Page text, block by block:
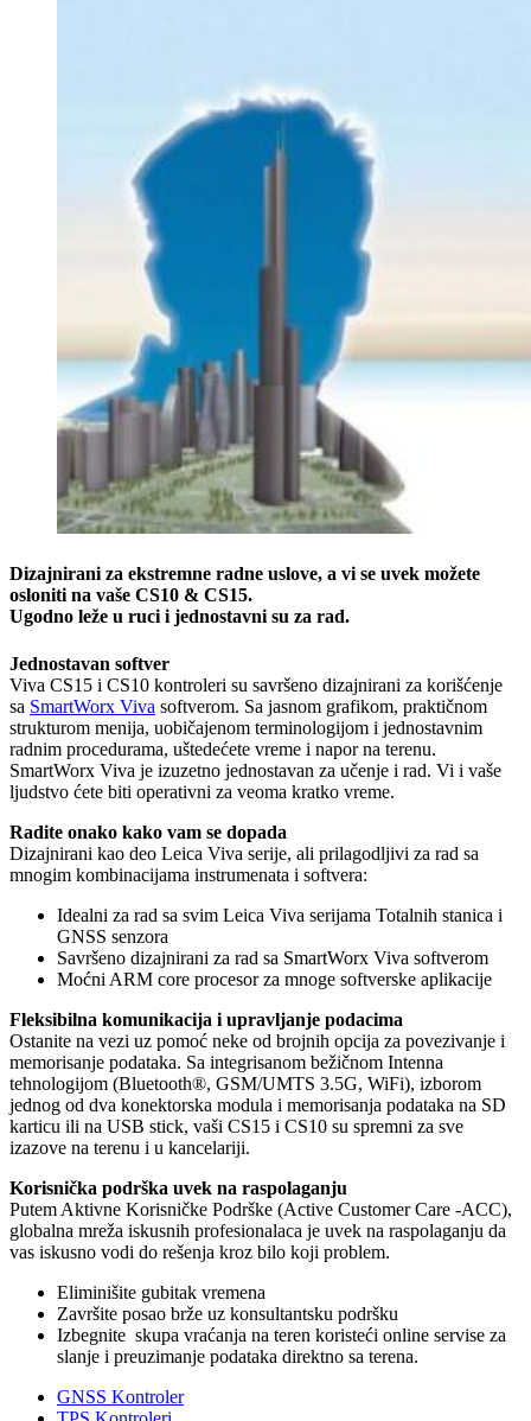
Dizajnirani za ekstremne radne uslove, a vi se uvek možete
osloniti na vaše CS10 & CS15.
Ugodno leže u ruci i jednostavni su za rad.
Jednostavan softver
Viva CS15 i CS10 kontroleri su savršeno dizajnirani za korišćenje
sa SmartWorx Viva softverom. Sa jasnom grafikom, praktičnom
strukturom menija, uobičajenom terminologijom i jednostavnim
radnim procedurama, uštedećete vreme i napor na terenu.
SmartWorx Viva je izuzetno jednostavan za učenje i rad. Vi i vaše
ljudstvo ćete biti operativni za veoma kratko vreme.
Radite onako kako vam se dopada
Dizajnirani kao deo Leica Viva serije, ali prilagodljivi za rad sa
mnogim kombinacijama instrumenata i softvera:
Idealni za rad sa svim Leica Viva serijama Totalnih stanica i
GNSS senzora
Savršeno dizajnirani za rad sa SmartWorx Viva softverom
Moćni ARM core procesor za mnoge softverske aplikacije
Fleksibilna komunikacija i upravljanje podacima
Ostanite na vezi uz pomoć neke od brojnih opcija za povezivanje i
memorisanje podataka. Sa integrisanom bežičnom Intenna
tehnologijom (Bluetooth®, GSM/UMTS 3.5G, WiFi), izborom
jednog od dva konektorska modula i memorisanja podataka na SD
karticu ili na USB stick, vaši CS15 i CS10 su spremni za sve
izazove na terenu i u kancelariji.
Korisnička podrška uvek na raspolaganju
Putem Aktivne Korisničke Podrške (Active Customer Care -ACC),
globalna mreža iskusnih profesionalaca je uvek na raspolaganju da
vas iskusno vodi do rešenja kroz bilo koji problem.
Eliminišite gubitak vremena
Završite posao brže uz konsultantsku podršku
Izbegnite skupa vraćanja na teren koristeći online servise za
slanje i preuzimanje podataka direktno sa terena.
GNSS Kontroler